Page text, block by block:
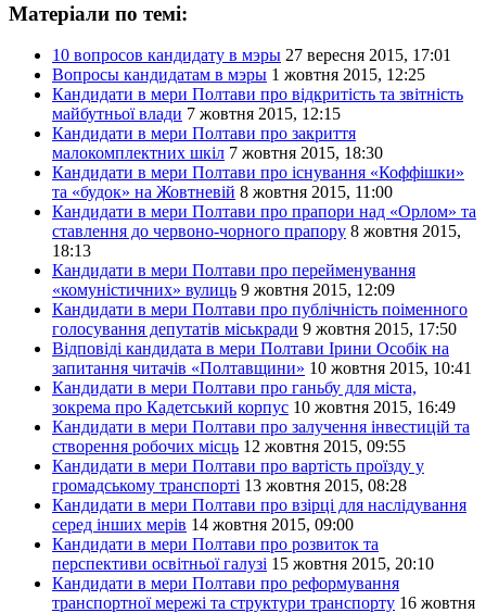
Матеріали по темі:
10 вопросов кандидату в мэры 27 вересня 2015, 17:01
Вопросы кандидатам в мэры 1 жовтня 2015, 12:25
Кандидати в мери Полтави про відкритість та звітність
майбутньої влади 7 жовтня 2015, 12:15
Кандидати в мери Полтави про закриття
малокомплектних шкіл 7 жовтня 2015, 18:30
Кандидати в мери Полтави про існування «Коффішки»
та «будок» на Жовтневій 8 жовтня 2015, 11:00
Кандидати в мери Полтави про прапори над «Орлом» та
ставлення до червоно-чорного прапору 8 жовтня 2015,
18:13
Кандидати в мери Полтави про перейменування
«комуністичних» вулиць 9 жовтня 2015, 12:09
Кандидати в мери Полтави про публічність поіменного
голосування депутатів міськради 9 жовтня 2015, 17:50
Відповіді кандидата в мери Полтави Ірини Особік на
запитання читачів «Полтавщини» 10 жовтня 2015, 10:41
Кандидати в мери Полтави про ганьбу для міста,
зокрема про Кадетський корпус 10 жовтня 2015, 16:49
Кандидати в мери Полтави про залучення інвестицій та
створення робочих місць 12 жовтня 2015, 09:55
Кандидати в мери Полтави про вартість проїзду у
громадському транспорті 13 жовтня 2015, 08:28
Кандидати в мери Полтави про взірці для наслідування
серед інших мерів 14 жовтня 2015, 09:00
Кандидати в мери Полтави про розвиток та
перспективи освітньої галузі 15 жовтня 2015, 20:10
Кандидати в мери Полтави про реформування
транспортної мережі та структури транспорту 16 жовтня